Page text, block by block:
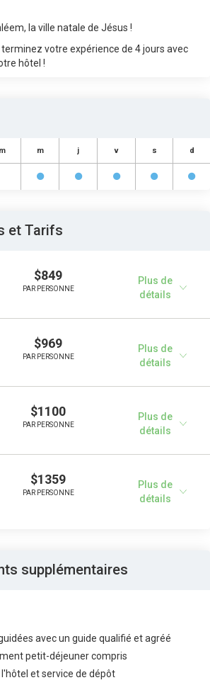
la ville natale de Jésus !
terminez votre expérience de 4 jours avec
hôtel !
m m j v s d
et Tarifs
$849
PAR PERSONNE
Plus de
détails
$969
PAR PERSONNE
Plus de
détails
$1100
PAR PERSONNE
Plus de
détails
$1359
PAR PERSONNE
Plus de
détails
supplémentaires
avec un guide qualifié et agréé
petit-déjeuner compris
l'hôtel et service de dépôt